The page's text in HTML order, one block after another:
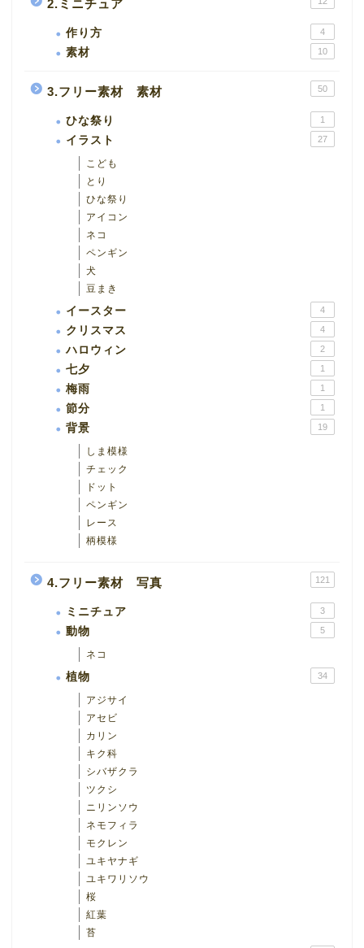
2.ミニチュア
作り方 4
素材 10
3.フリー素材 素材 50
ひな祭り 1
イラスト 27
こども
とり
ひな祭り
アイコン
ネコ
ペンギン
犬
豆まき
イースター 4
クリスマス 4
ハロウィン 2
七夕 1
梅雨 1
節分 1
背景 19
しま模様
チェック
ドット
ペンギン
レース
柄模様
4.フリー素材 写真 121
ミニチュア 3
動物 5
ネコ
植物 34
アジサイ
アセビ
カリン
キク科
シバザクラ
ツクシ
ニリンソウ
ネモフィラ
モクレン
ユキヤナギ
ユキワリソウ
桜
紅葉
苔